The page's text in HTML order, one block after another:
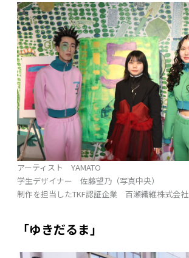
アーティスト YAMATO
学生デザイナー 佐藤望乃（写真中央）
制作を担当したTKF認証企業 百瀬繊維株式会社
「ゆきだるま」